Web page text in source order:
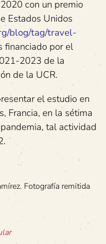
con un premio
Estados Unidos
blog/tag/travel-
financiado por el
2023 de la
de la UCR.
el estudio en
Francia, en la sétima
tal actividad
Fotografía remitida